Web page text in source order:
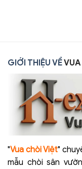
GIỚI THIỆU VỀ
"Vua chòi Việt"
mẫu chòi sân